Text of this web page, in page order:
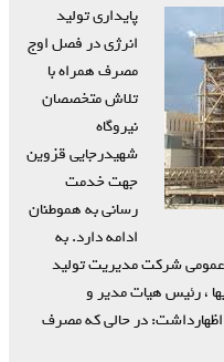
پایداری تولید
انرژی در فصل اوج
مصرف همراه با
تلاش متخصصان
نیروگاه
شهیدرجایی قزوین
جهت خدمت
رسانی به هموطنان
ادامه دارد. به
عمومی شرکت مدیریت تولید
، رئیس هیات مدیر و
اظهارداشت: در حالی که مصرف